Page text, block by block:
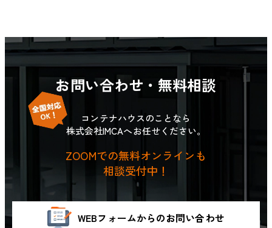
お問い合わせ・無料相談
コンテナハウスのことなら
株式会社IMCAへお任せください。
ZOOMでの無料オンラインも
相談受付中！
WEBフォームからのお問い合わせ